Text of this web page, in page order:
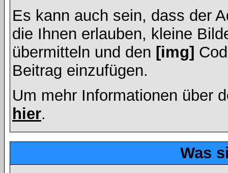
Es kann auch sein, dass der
die Ihnen erlauben, kleine
übermitteln und den [img]
Beitrag einzufügen.
Um mehr Informationen über
hier.
Was